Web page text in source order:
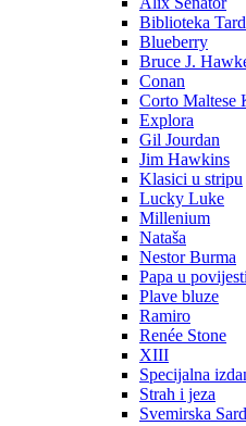
Biblioteka
Blueberry
Bruce J.
Conan
Corto Maltese
Explora
Gil Jourdan
Jim Hawkins
Klasici u stripu
Lucky Luke
Millenium
Nataša
Nestor Burma
Papa u povijesti
Plave bluze
Ramiro
Renée Stone
XIII
Specijalna
Strah i jeza
Svemirska